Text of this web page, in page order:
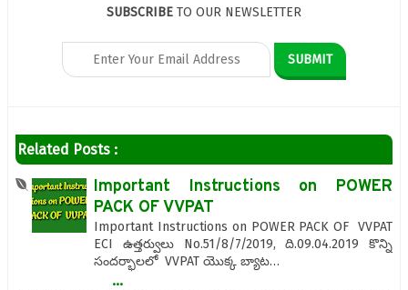
SUBSCRIBE TO OUR NEWSLETTER
Related Posts :
Important Instructions on POWER
PACK OF VVPAT
Important Instructions on POWER PACK OF VVPAT
ECI ఉత్తర్వులు No.51/8/7/2019, ది.09.04.2019 కొన్ని
సందర్భాలలో VVPAT యొక్క బ్యాట…
...